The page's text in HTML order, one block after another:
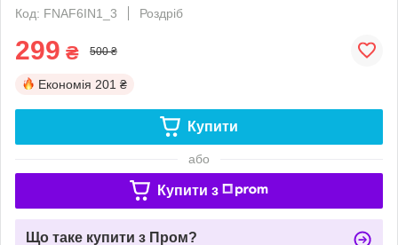
Код: FNAF6IN1_3
Роздріб
299 ₴ 500 ₴
Економія 201 ₴
Купити
або
Купити з
Що таке купити з Пром?